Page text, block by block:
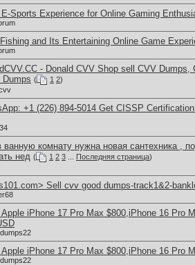
E-Sports Experience for Online Gaming
and Its Entertaining Online Game
- Donald CVV Shop sell CVV Dumps,
Dumps ( 1 2)
+1 (226) 894-5014​ Get CISSP
ванную комнату нужна новая сантехника ,
нед ( 1 2 3 Последняя страница)
Sell cvv good dumps-track1&2-
iPhone 17 Pro Max $800,iPhone 16 Pro
iPhone 17 Pro Max $800,iPhone 16 Pro